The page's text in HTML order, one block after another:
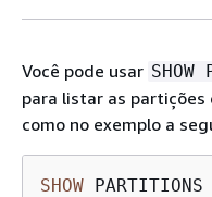
Você pode usar SHOW
para listar as
como no exemplo a
SHOW